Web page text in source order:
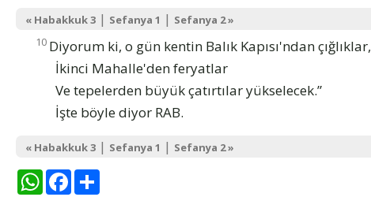
« Habakkuk 3 | Sefanya 1 | Sefanya 2 »
10 Diyorum ki, o gün kentin Balık Kapısı'ndan çığlıklar,
İkinci Mahalle'den feryatlar
Ve tepelerden büyük çatırtılar yükselecek.”
İşte böyle diyor RAB.
« Habakkuk 3 | Sefanya 1 | Sefanya 2 »
WhatsAppFacebook